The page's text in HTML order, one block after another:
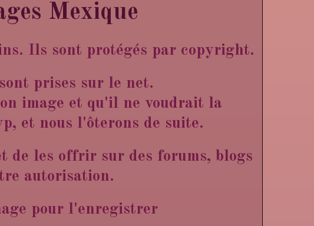
Mexique
Ils sont protégés par copyright.
prises sur le net.
image et qu'il ne voudrait la
et nous l'ôterons de suite.
les offrir sur des forums, blogs
autorisation.
pour l'enregistrer